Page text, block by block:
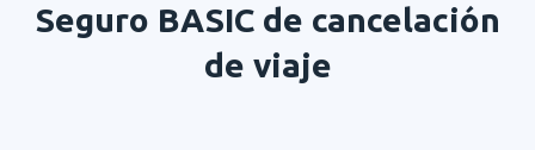
Seguro BASIC de cancelación
de viaje